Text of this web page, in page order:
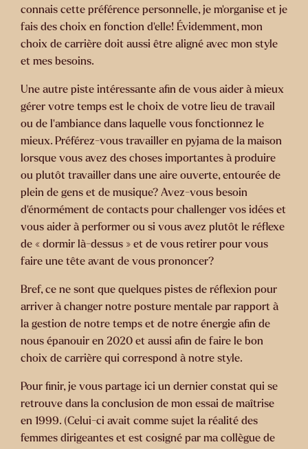
connais cette préférence personnelle, je m’organise et je
fais des choix en fonction d’elle! Évidemment, mon
choix de carrière doit aussi être aligné avec mon style
et mes besoins.
Une autre piste intéressante afin de vous aider à mieux
gérer votre temps est le choix de votre lieu de travail
ou de l’ambiance dans laquelle vous fonctionnez le
mieux. Préférez-vous travailler en pyjama de la maison
lorsque vous avez des choses importantes à produire
ou plutôt travailler dans une aire ouverte, entourée de
plein de gens et de musique? Avez-vous besoin
d’énormément de contacts pour challenger vos idées et
vous aider à performer ou si vous avez plutôt le réflexe
de « dormir là-dessus » et de vous retirer pour vous
faire une tête avant de vous prononcer?
Bref, ce ne sont que quelques pistes de réflexion pour
arriver à changer notre posture mentale par rapport à
la gestion de notre temps et de notre énergie afin de
nous épanouir en 2020 et aussi afin de faire le bon
choix de carrière qui correspond à notre style.
Pour finir, je vous partage ici un dernier constat qui se
retrouve dans la conclusion de mon essai de maîtrise
en 1999. (Celui-ci avait comme sujet la réalité des
femmes dirigeantes et est cosigné par ma collègue de